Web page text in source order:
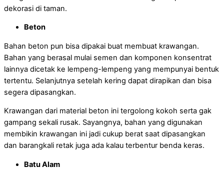
dekorasi di taman.
Beton
Bahan beton pun bisa dipakai buat membuat krawangan.
Bahan yang berasal mulai semen dan komponen konsentrat
lainnya dicetak ke lempeng-lempeng yang mempunyai bentuk
tertentu. Selanjutnya setelah kering dapat dirapikan dan bisa
segera dipasangkan.
Krawangan dari material beton ini tergolong kokoh serta gak
gampang sekali rusak. Sayangnya, bahan yang digunakan
membikin krawangan ini jadi cukup berat saat dipasangkan
dan barangkali retak juga ada kalau terbentur benda keras.
Batu Alam